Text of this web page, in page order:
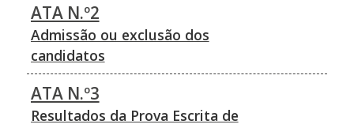
ATA N.º2
Admissão ou exclusão dos
candidatos
ATA N.º3
Resultados da Prova Escrita de